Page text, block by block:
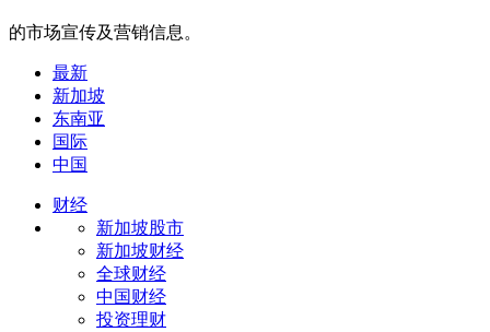
的市场宣传及营销信息。
最新
新加坡
东南亚
国际
中国
财经
新加坡股市
新加坡财经
全球财经
中国财经
投资理财